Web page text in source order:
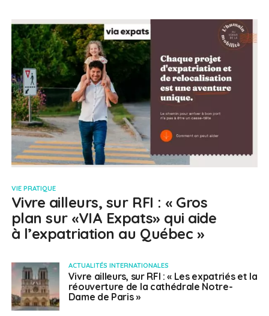
VIE PRATIQUE
Vivre ailleurs, sur RFI : « Gros
plan sur «VIA Expats» qui aide
à l’expatriation au Québec »
ACTUALITÉS INTERNATIONALES
Vivre ailleurs, sur RFI : « Les expatriés et la
réouverture de la cathédrale Notre-
Dame de Paris »